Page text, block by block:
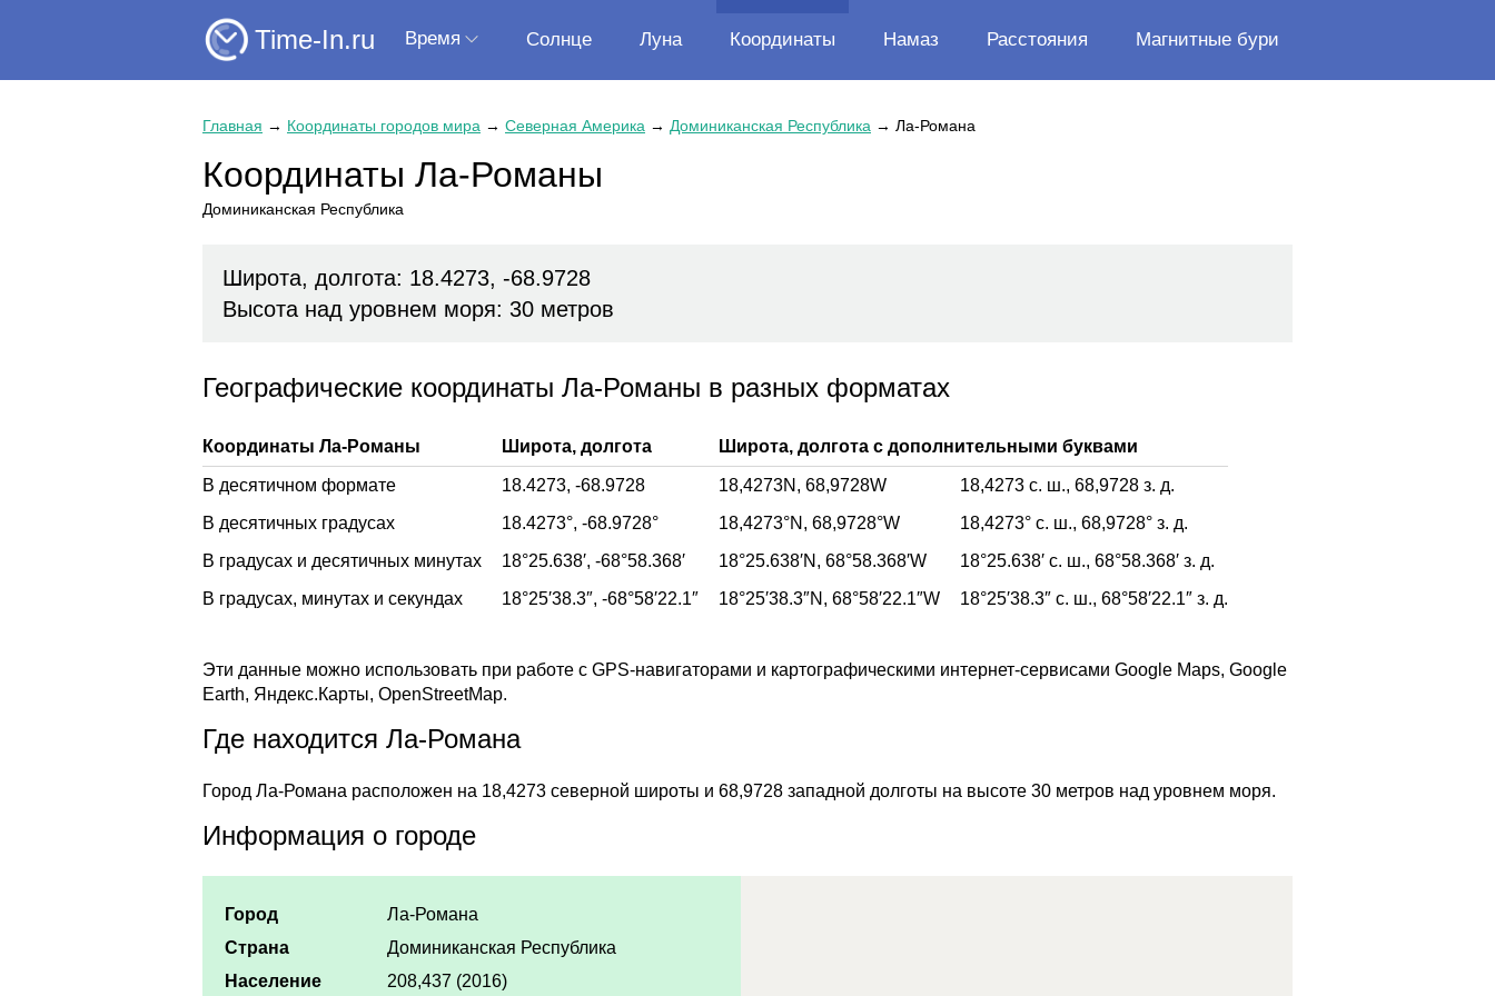
Time-In.ru Время Солнце Луна Координаты Намаз Расстояния Магнитные бури
Главная → Координаты городов мира → Северная Америка → Доминиканская Республика → Ла-Романа
Координаты Ла-Романы
Доминиканская Республика
Широта, долгота: 18.4273, -68.9728
Высота над уровнем моря: 30 метров
Географические координаты Ла-Романы в разных форматах
Координаты Ла-Романы Широта, долгота Широта, долгота с дополнительными буквами
В десятичном формате 18.4273, -68.9728 18,4273N, 68,9728W 18,4273 с. ш., 68,9728 з. д.
В десятичных градусах
18.4273°, -68.9728° 18,4273°N, 68,9728°W 18,4273° с. ш., 68,9728° з. д.
В градусах и десятичных минутах
18°25.638′, -68°58.368′ 18°25.638′N, 68°58.368′W 18°25.638′ с. ш., 68°58.368′ з. д.
В градусах, минутах и секундах
18°25′38.3″, -68°58′22.1″ 18°25′38.3″N, 68°58′22.1″W 18°25′38.3″ с. ш., 68°58′22.1″ з. д.
Эти данные можно использовать при работе с GPS-навигаторами и картографическими интернет-сервисами Google Maps, Google
Earth, Яндекс.Карты, OpenStreetMap.
Где находится Ла-Романа
Город Ла-Романа расположен на 18,4273 северной широты и 68,9728 западной долготы на высоте 30 метров над уровнем моря.
Информация о городе
Город
Ла-Романа
Страна
Доминиканская Республика
Население
208,437 (2016)